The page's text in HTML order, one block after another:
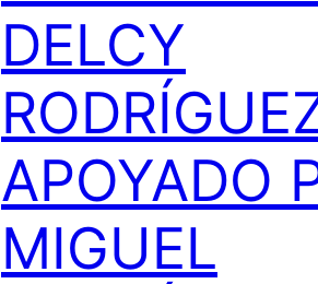
DELCY
APOYADO
MIGUEL